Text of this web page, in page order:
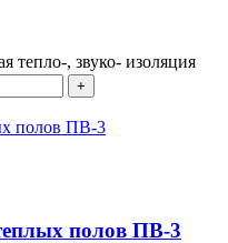
тепло-, звуко- изоляция
полов ПВ-3